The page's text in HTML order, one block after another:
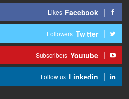
Facebook
Likes
Twitter
Followers
Youtube
Subscribers
Linkedin
Follow us